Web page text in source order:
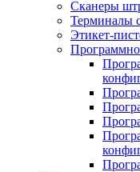
Сканеры
Терминалы
Этикет-